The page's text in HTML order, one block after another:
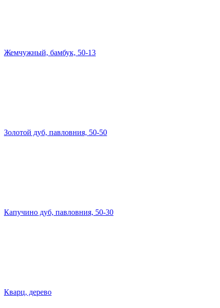
Жемчужный, бамбук, 50-13
Золотой дуб, павловния, 50-50
Капучино дуб, павловния, 50-30
Кварц, дерево